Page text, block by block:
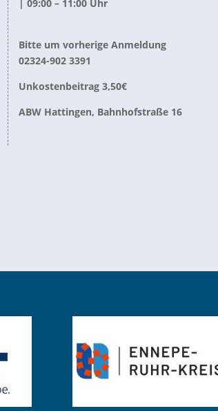
| 09:00 – 11:00 Uhr
Bitte um vorherige Anmeldung
02324-902 3391
Unkostenbeitrag 3,50€
ABW Hattingen, Bahnhofstraße 16